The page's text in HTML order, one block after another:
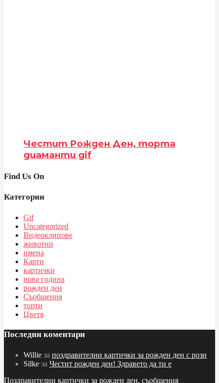
Честит Рожден Ден, торта
диаманти gif
Find Us On
Категории
Gif
Uncategorized
Видеоклипове
животни
имена
Карти
картички
нова година
рожден ден
Съобщения
торти
Цветя
Последни коментари
Willie за поздравителни картички за рожден ден с рози
Silke за Честит рожден ден! Здравето да ти е
Поздравителни картички за рожден ден, съобщения